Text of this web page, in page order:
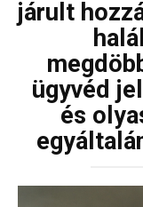
járult
ügyvéd
és